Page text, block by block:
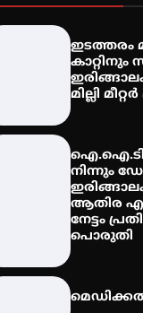
ഇടത്തരം
കാറ്റിനും
മില്ലി
ഐ.ഐ.ടി
നിന്നും
ആതിര
നേട്ടം
പൊരുതി